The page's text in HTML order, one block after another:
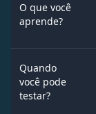
O que você
aprende?
Quando
você pode
testar?